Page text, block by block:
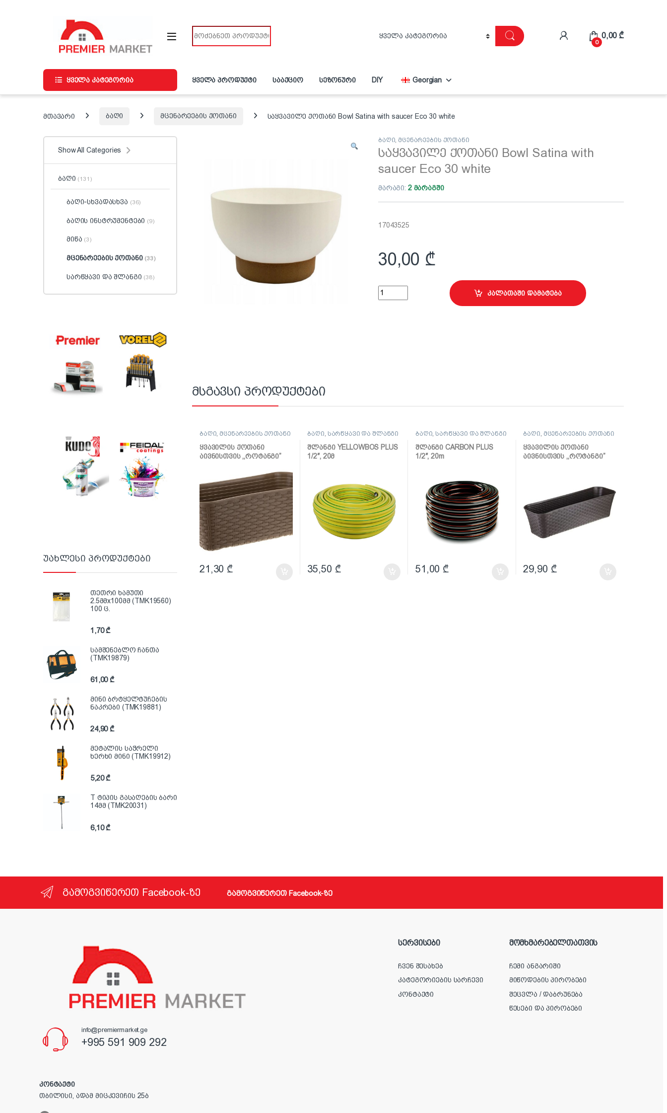
0
0,00 ₾
ყველა კატეგორია ყველა პროდუქტი სააქციო სეზონური DIY Georgian
მთავარი ბაღი მცენარეების ქოთანი საყვავილე ქოთანი Bowl Satina with saucer Eco 30 white
ბაღი, მცენარეების ქოთანი
საყვავილე ქოთანი Bowl Satina with
saucer Eco 30 white
მარაგი: 2 მარაგში
17043525
30,00 ₾
საყვავილე ქოთანი Bowl Satina with saucer Eco 30 white quantity
კალათაში დამატება
მსგავსი პროდუქტები
ბაღი მცენარეების ქოთანი
ყვავილის ქოთანი
აივნისთვის ,,როტანგი”
21,30 ₾
ბაღი სარწყავი და შლანგი
შლანგი YELLOWBOS PLUS
1/2″, 20მ
35,50 ₾
ბაღი სარწყავი და შლანგი
შლანგი CARBON PLUS
1/2″, 20m
51,00 ₾
ბაღი მცენარეების ქოთანი
ყვავილის ქოთანი
აივნისთვის ,,როტანგი”
29,90 ₾
Show All Categories
ბაღი (131)
ბაღი-სხვადასხვა (36)
ბაღის ინსტრუმენტები (9)
მიწა (3)
მცენარეების ქოთანი (33)
სარწყავი და შლანგი (38)
უახლესი პროდუქტები
თეთრი ხამუთი
2.5მმx100მმ (TMK19560)
100 ც.
1,70₾
სამშენებლო ჩანთა
(TMK19879)
61,00₾
მინი ბრტყელტუჩების
ნაკრები (TMK19881)
24,90₾
მეტალის საჭრელი
ხერხი მინი (TMK19912)
5,20₾
T ტიპის გასაღების ბარი
14მმ (TMK20031)
6,10₾
გამოგვიწერეთ Facebook-ზე გამოგვიწერეთ Facebook-ზე
info@premiermarket.ge
+995 591 909 292
კონტაქტი
თბილისი, ადამ მიცკევიჩის 25ბ
სერვისები
ჩვენ შესახებ
კატეგორიების სარჩევი
კონტაქტი
მომხმარებელთათვის
ჩემი ანგარიში
მიწოდების პირობები
შეცვლა / დაბრუნება
წესები და პირობები